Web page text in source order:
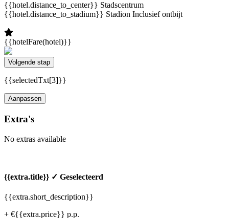
{{hotel.distance_to_center}} Stadscentrum
{{hotel.distance_to_stadium}} Stadion Inclusief ontbijt
{{hotelFare(hotel)}}
Volgende stap
{{selectedTxt[3]}}
Aanpassen
Extra's
No extras available
{{extra.title}} ✓ Geselecteerd
{{extra.short_description}}
+ €{{extra.price}} p.p.